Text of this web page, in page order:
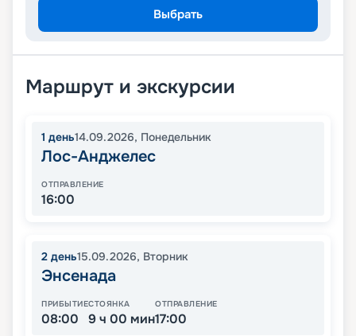
Выбрать
Маршрут и экскурсии
1 день14.09.2026, Понедельник
Лос-Анджелес
ОТПРАВЛЕНИЕ
16:00
2 день15.09.2026, Вторник
Энсенада
ПРИБЫТИЕ
08:00
СТОЯНКА
9 ч 00 мин
ОТПРАВЛЕНИЕ
17:00